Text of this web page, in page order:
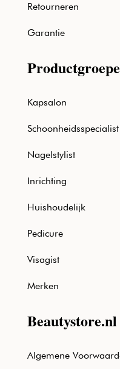
Retourneren
Garantie
Kapsalon
Schoonheidsspecialist
Nagelstylist
Inrichting
Huishoudelijk
Pedicure
Visagist
Merken
Beautystore.nl
Algemene